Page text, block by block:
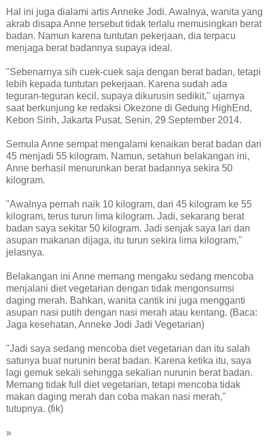
Hal ini juga dialami artis Anneke Jodi. Awalnya, wanita yang
akrab disapa Anne tersebut tidak terlalu memusingkan berat
badan. Namun karena tuntutan pekerjaan, dia terpacu
menjaga berat badannya supaya ideal.
"Sebenarnya sih cuek-cuek saja dengan berat badan, tetapi
lebih kepada tuntutan pekerjaan. Karena sudah ada
teguran-teguran kecil, supaya dikurusin sedikit," ujarnya
saat berkunjung ke redaksi Okezone di Gedung HighEnd,
Kebon Sirih, Jakarta Pusat, Senin, 29 September 2014.
Semula Anne sempat mengalami kenaikan berat badan dari
45 menjadi 55 kilogram. Namun, setahun belakangan ini,
Anne berhasil menurunkan berat badannya sekira 50
kilogram.
"Awalnya pernah naik 10 kilogram, dari 45 kilogram ke 55
kilogram, terus turun lima kilogram. Jadi, sekarang berat
badan saya sekitar 50 kilogram. Jadi senjak saya lari dan
asupan makanan dijaga, itu turun sekira lima kilogram,"
jelasnya.
Belakangan ini Anne memang mengaku sedang mencoba
menjalani diet vegetarian dengan tidak mengonsumsi
daging merah. Bahkan, wanita cantik ini juga mengganti
asupan nasi putih dengan nasi merah atau kentang. (Baca:
Jaga kesehatan, Anneke Jodi Jadi Vegetarian)
"Jadi saya sedang mencoba diet vegetarian dan itu salah
satunya buat nurunin berat badan. Karena ketika itu, saya
lagi gemuk sekali sehingga sekalian nurunin berat badan.
Memang tidak full diet vegetarian, tetapi mencoba tidak
makan daging merah dan coba makan nasi merah,"
tutupnya. (fik)
»